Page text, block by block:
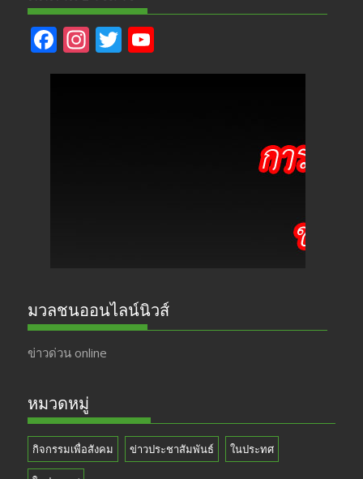
F
ac
In
st
T
w o
มวลชนออนไลน์นิวส์
ข่าวด่วน online
หมวดหมู่
กิจกรรมเพื่อสังคม ข่าวประชาสัมพันธ์ ในประทศ